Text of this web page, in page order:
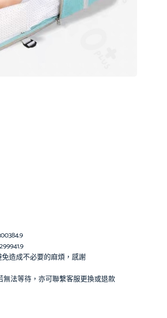
造成不必要的麻煩，感謝
法等待，亦可聯繫客服更換或退款